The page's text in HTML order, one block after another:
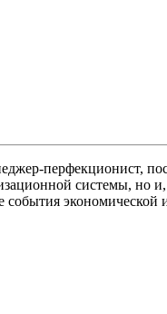
перфекционист,
системы, но